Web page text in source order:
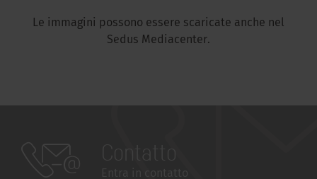
Le immagini possono essere scaricate anche nel
Sedus Mediacenter.